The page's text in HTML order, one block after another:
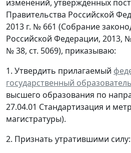
изменений, утвержденных
Правительства Российской
2013 г. № 661 (Собрание
Российской Федерации, 2013, №
№ 38, ст. 5069), приказываю:
1. Утвердить прилагаемый
государственный
высшего образования по
27.04.01 Стандартизация и
магистратуры).
2. Признать утратившими силу: